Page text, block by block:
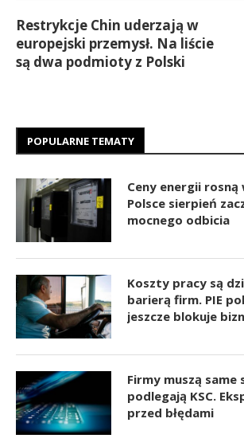
Restrykcje Chin uderzają w
europejski przemysł. Na liście
są dwa podmioty z Polski
POPULARNE TEMATY
Ceny energii rosną
Polsce sierpień
mocnego odbicia
Koszty pracy są
barierą firm. PIE
jeszcze blokuje
Firmy muszą same
podlegają KSC.
przed błędami